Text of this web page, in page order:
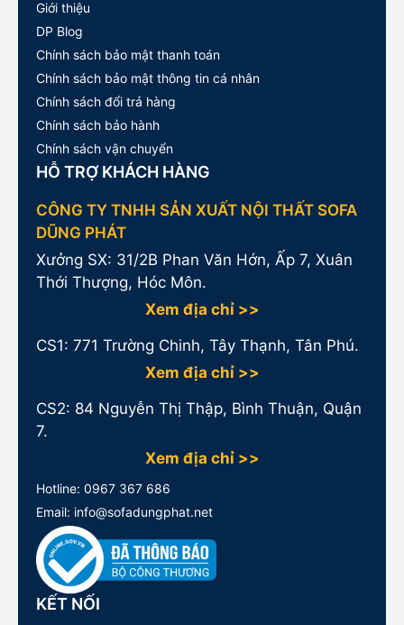
Giới thiệu
DP Blog
Chính sách bảo mật thanh toán
Chính sách bảo mật thông tin cá nhân
Chính sách đổi trả hàng
Chính sách bảo hành
Chính sách vận chuyển
HỖ TRỢ KHÁCH HÀNG
CÔNG TY TNHH SẢN XUẤT NỘI THẤT SOFA
DŨNG PHÁT
Xưởng SX: 31/2B Phan Văn Hớn, Ấp 7, Xuân
Thới Thượng, Hóc Môn.
Xem địa chỉ >>
CS1: 771 Trường Chinh, Tây Thạnh, Tân Phú.
Xem địa chỉ >>
CS2: 84 Nguyễn Thị Thập, Bình Thuận, Quận
7.
Xem địa chỉ >>
Hotline: 0967 367 686
Email: info@sofadungphat.net
KẾT NỐI